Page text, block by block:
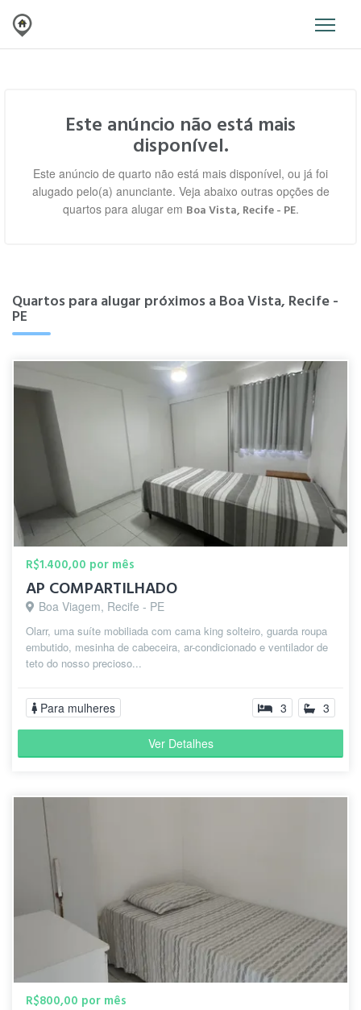
Este anúncio não está mais
disponível.
Este anúncio de quarto não está mais disponível, ou já foi
alugado pelo(a) anunciante. Veja abaixo outras opções de
quartos para alugar em Boa Vista, Recife - PE.
Quartos para alugar próximos a Boa Vista, Recife -
PE
R$1.400,00 por mês
AP COMPARTILHADO
Boa Viagem, Recife - PE
Olarr, uma suíte mobiliada com cama king solteiro, guarda roupa
embutido, mesinha de cabeceira, ar-condicionado e ventilador de
teto do nosso precioso...
Para mulheres 3 3
Ver Detalhes
R$800,00 por mês